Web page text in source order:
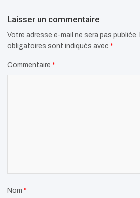
Laisser un commentaire
Votre adresse e-mail ne sera pas publiée.
obligatoires sont indiqués avec *
Commentaire *
Nom *